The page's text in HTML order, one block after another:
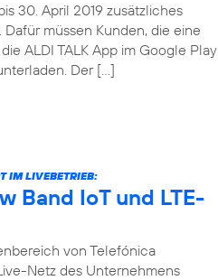
30. April 2019 zusätzliches
müssen Kunden, die eine
ALDI TALK App im Google Play
Der […]
IM LIVEBETRIEB:
Band IoT und LTE-
von Telefónica
Netz des Unternehmens